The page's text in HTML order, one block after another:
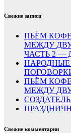
Свежие записи
ПЬЁМ
МЕЖДУ
ЧАСТЬ 2 —
НАРОДНЫЕ
ПЬЁМ
МЕЖДУ
Свежие комментарии